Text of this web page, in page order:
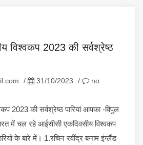
विश्वकप 2023 की सर्वश्रेष्ठ
/ 31/10/2023 /
no
2023 की सर्वश्रेष्ठ पारियां आपका -विपुल
में चल रहे आईसीसी एकदिवसीय विश्वकप
के बारे में। 1.रचिन रवींद्र बनाम इंग्लैंड